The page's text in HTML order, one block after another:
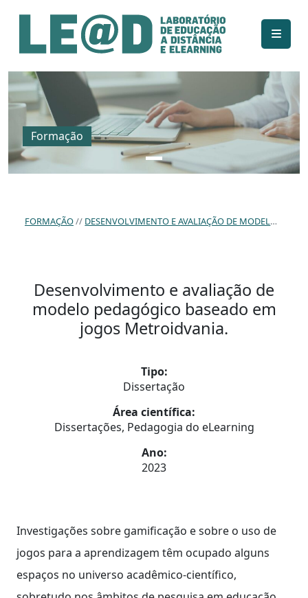
Ir para o conteúdo principal
Informações de acessibilidade
Mapa do site
Formação
FORMAÇÃO DESENVOLVIMENTO E AVALIAÇÃO DE MODELO PEDAGÓGICO BASEADO EM JOGOS METROIDVANIA.
Desenvolvimento e avaliação de
modelo pedagógico baseado em
jogos Metroidvania.
Tipo:
Dissertação
Área científica:
Dissertações, Pedagogia do eLearning
Ano:
2023
Investigações sobre gamificação e sobre o uso de
jogos para a aprendizagem têm ocupado alguns
espaços no universo acadêmico-científico,